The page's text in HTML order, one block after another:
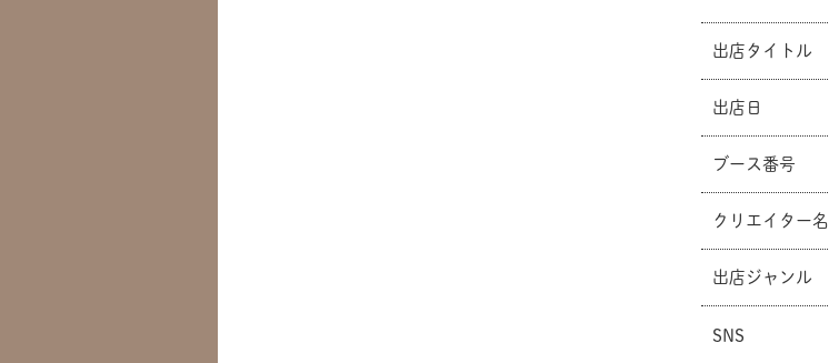
出店タイトル
出店日
ブース番号
クリエイター名
出店ジャンル
SNS
共有方法を選択